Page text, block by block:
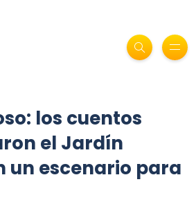
los cuentos
el Jardín
un escenario para